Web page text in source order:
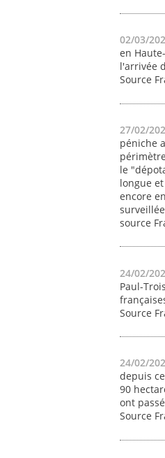
02/03/
en
l'arrivée
Source
27/02/
péniche
le
longue
encore
source
24/02/
Paul-
Source
24/02/
depuis
90
ont
Source